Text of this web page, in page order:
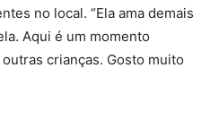
no local. “Ela ama demais
Aqui é um momento
crianças. Gosto muito